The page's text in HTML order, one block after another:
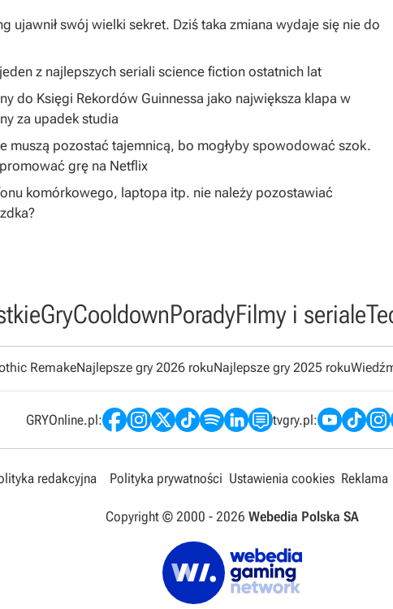
ujawnił swój wielki sekret. Dziś taka zmiana wydaje się nie do
z najlepszych seriali science fiction ostatnich lat
do Księgi Rekordów Guinnessa jako największa klapa w
za upadek studia
muszą pozostać tajemnicą, bo mogłyby spowodować szok.
grę na Netflix
komórkowego, laptopa itp. nie należy pozostawiać
GryCooldownPoradyFilmy i seriale
RemakeNajlepsze gry 2026 rokuNajlepsze gry 2025 roku
GRYOnline.pl: tvgry.pl:
redakcyjna Polityka prywatności Ustawienia cookies Reklama
Copyright © 2000 - 2026 Webedia Polska SA